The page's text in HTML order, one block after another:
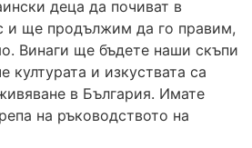
деца да почиват в
и ще продължим да го правим,
Винаги ще бъдете наши скъпи
културата и изкуствата са
в България. Имате
на ръководството на